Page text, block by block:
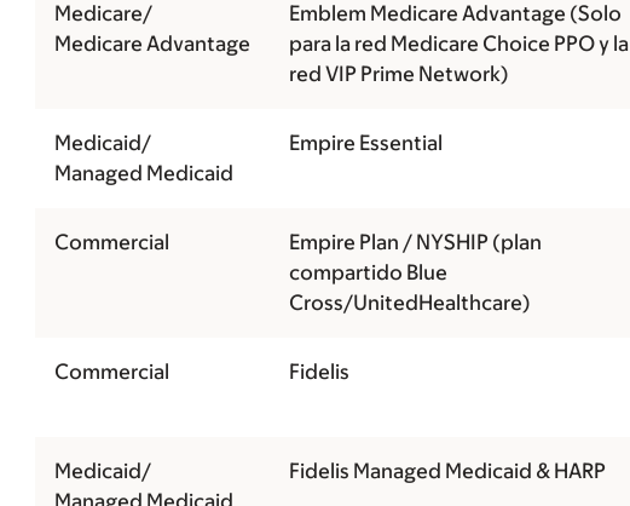
Medicare/
Medicare Advantage
Emblem Medicare Advantage (Solo
para la red Medicare Choice PPO y la
red VIP Prime Network)
Medicaid/
Managed Medicaid
Empire Essential
Commercial
Empire Plan / NYSHIP (plan
compartido Blue
Cross/UnitedHealthcare)
Commercial Fidelis
Medicaid/
Managed Medicaid
Fidelis Managed Medicaid & HARP